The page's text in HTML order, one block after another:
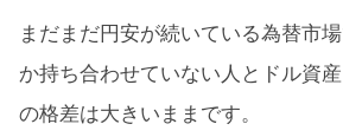
まだまだ円安が続いている為替市
か持ち合わせていない人とドル資
の格差は大きいままです。